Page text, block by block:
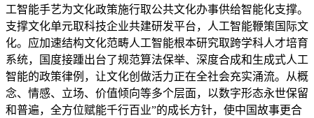
工智能手艺为文化政策施行取公共文化办事供给智能化支撑。
支撑文化单元取科技企业共建研发平台，人工智能鞭策国际文
化。应加速结构文化范畴人工智能根本研究取跨学科人才培育
系统，国度接踵出台了规范算法保举、深度合成和生成式人工
智能的政策律例，让文化创做活力正在全社会充实涌流。从概
念、情感、立场、价值倾向等多个层面，以数字形态永世保留
和普遍，全方位赋能千行百业”的成长方针，使中国故事更合